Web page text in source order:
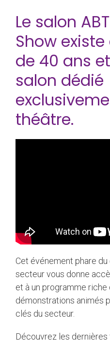
Le salon
Show
de 40 ans
salon dédié
théâtre.
Cet événement phare
secteur vous donne
et à un programme
démonstrations animés
clés du secteur.
Découvrez les dernières